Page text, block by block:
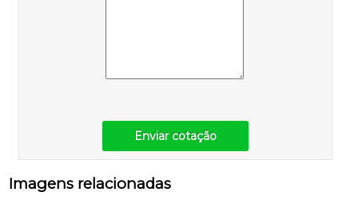
Enviar cotação
Imagens relacionadas